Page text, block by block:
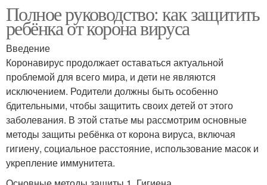
Полное руководство: как защитить
ребёнка от корона вируса
Введение
Коронавирус продолжает оставаться актуальной
проблемой для всего мира, и дети не являются
исключением. Родители должны быть особенно
бдительными, чтобы защитить своих детей от этого
заболевания. В этой статье мы рассмотрим основные
методы защиты ребёнка от корона вируса, включая
гигиену, социальное расстояние, использование масок и
укрепление иммунитета.